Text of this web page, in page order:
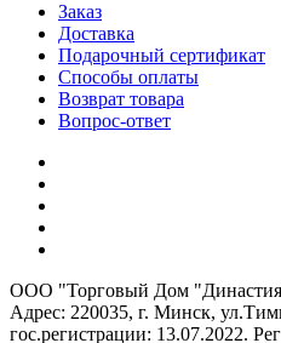
Заказ
Доставка
Подарочный сертификат
Способы оплаты
Возврат товара
Вопрос-ответ
ООО "Торговый Дом
Адрес: 220035, г. Минск,
гос.регистрации: 13.07.2022.